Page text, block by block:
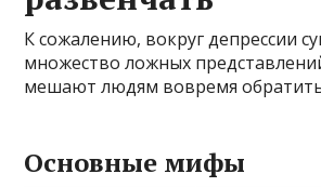
К сожалению, вокруг депрессии
множество ложных
мешают людям вовремя
Основные мифы